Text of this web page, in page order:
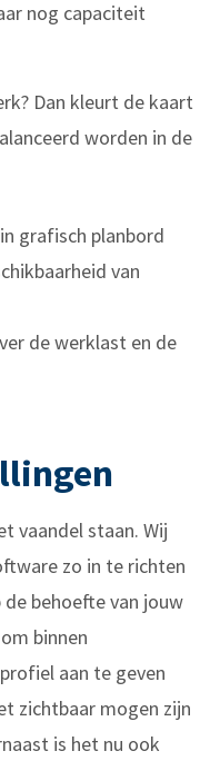
nog capaciteit
Dan kleurt de kaart
worden in de
grafisch planbord
van
de werklast en de
vaandel staan. Wij
zo in te richten
behoefte van jouw
binnen
aan te geven
zichtbaar mogen zijn
is het nu ook